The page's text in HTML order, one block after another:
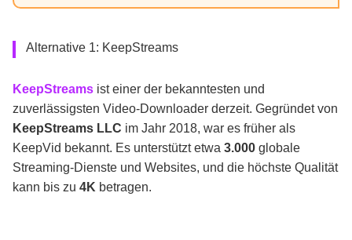
Alternative 1: KeepStreams
KeepStreams ist einer der bekanntesten und
zuverlässigsten Video-Downloader derzeit. Gegründet von
KeepStreams LLC im Jahr 2018, war es früher als
KeepVid bekannt. Es unterstützt etwa 3.000 globale
Streaming-Dienste und Websites, und die höchste Qualität
kann bis zu 4K betragen.